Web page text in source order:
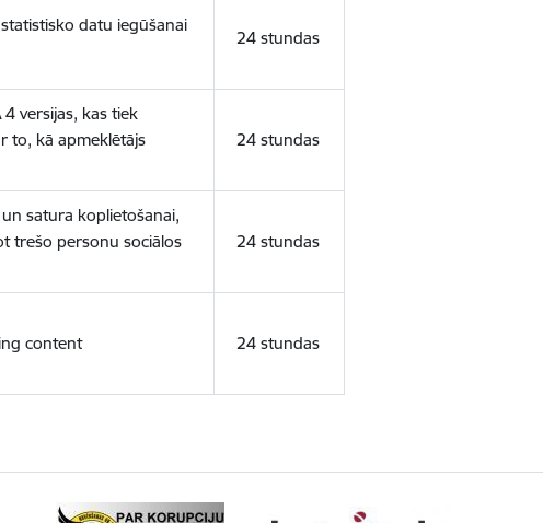
datu iegūšanai
24 stundas
versijas, kas tiek
to, kā apmeklētājs
24 stundas
satura koplietošanai,
trešo personu sociālos
24 stundas
content 24 stundas